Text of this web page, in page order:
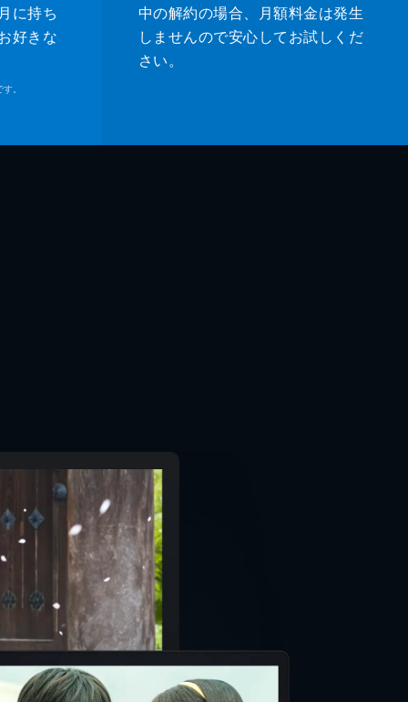
に持ち
好きな
。
中の解約の場合、月額料金は発生
しませんので安心してお試しくだ
さい。